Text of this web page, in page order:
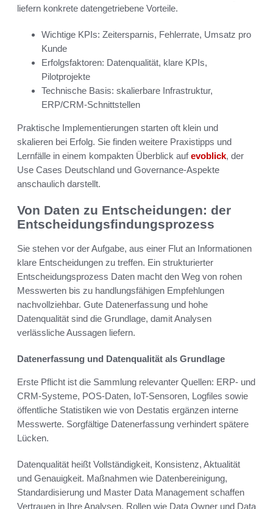
liefern konkrete datengetriebene Vorteile.
Wichtige KPIs: Zeitersparnis, Fehlerrate, Umsatz pro
Kunde
Erfolgsfaktoren: Datenqualität, klare KPIs,
Pilotprojekte
Technische Basis: skalierbare Infrastruktur,
ERP/CRM-Schnittstellen
Praktische Implementierungen starten oft klein und
skalieren bei Erfolg. Sie finden weitere Praxistipps und
Lernfälle in einem kompakten Überblick aufevoblick, der
Use Cases Deutschland und Governance-Aspekte
anschaulich darstellt.
Von Daten zu Entscheidungen: der
Entscheidungsfindungsprozess
Sie stehen vor der Aufgabe, aus einer Flut an Informationen
klare Entscheidungen zu treffen. Ein strukturierter
Entscheidungsprozess Daten macht den Weg von rohen
Messwerten bis zu handlungsfähigen Empfehlungen
nachvollziehbar. Gute Datenerfassung und hohe
Datenqualität sind die Grundlage, damit Analysen
verlässliche Aussagen liefern.
Datenerfassung und Datenqualität als Grundlage
Erste Pflicht ist die Sammlung relevanter Quellen: ERP- und
CRM-Systeme, POS-Daten, IoT-Sensoren, Logfiles sowie
öffentliche Statistiken wie von Destatis ergänzen interne
Messwerte. Sorgfältige Datenerfassung verhindert spätere
Lücken.
Datenqualität heißt Vollständigkeit, Konsistenz, Aktualität
und Genauigkeit. Maßnahmen wie Datenbereinigung,
Standardisierung und Master Data Management schaffen
Vertrauen in Ihre Analysen. Rollen wie Data Owner und Data